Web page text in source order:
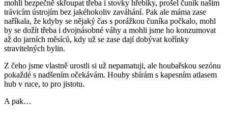
mohli bezpečně skřoupat třeba i stovky hřebíky, prošel čuník našim
trávicím ústrojím bez jakéhokoliv zaváhání. Pak ale máma zase
naříkala, že kdyby se nějaký čas s porážkou čuníka počkalo, mohl
by se dožít třeba i dvojnásobné váhy a mohli jsme ho konzumovat
až do jarních měsíců, kdy už se zase dají dobývat kořínky
stravitelných bylin.
Z čeho jsme vlastně urostli si už nepamatuji, ale houbařskou sezónu
pokaždé s nadšením očekávám. Houby sbírám s kapesním atlasem
hub v ruce, to pro jistotu.
A pak…